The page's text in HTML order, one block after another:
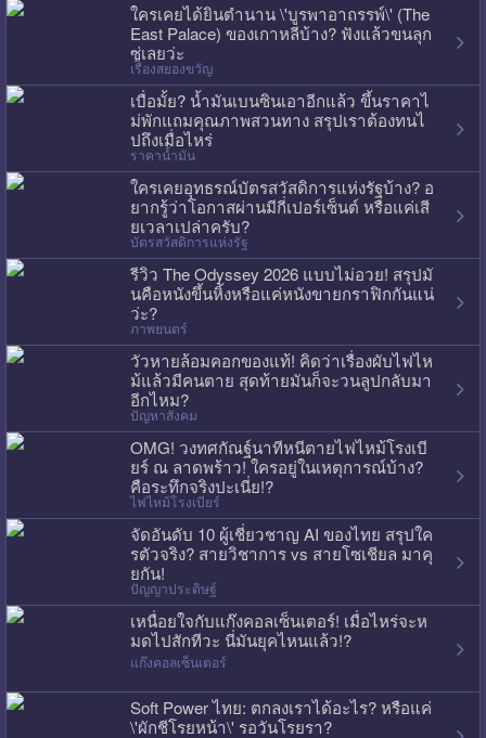
ใครเคยได้ยินตำนาน \'บูรพาอาถรรพ์\' (The
East Palace) ของเกาหลีบ้าง? ฟังแล้วขนลุก
ซู่เลยว่ะ
เรื่องสยองขวัญ
เบื่อมั้ย? น้ำมันเบนซินเอาอีกแล้ว ขึ้นราคาไ
ม่พักแถมคุณภาพสวนทาง สรุปเราต้องทนไ
ปถึงเมื่อไหร่
ราคาน้ำมัน
ใครเคยอุทธรณ์บัตรสวัสดิการแห่งรัฐบ้าง? อ
ยากรู้ว่าโอกาสผ่านมีกี่เปอร์เซ็นต์ หรือแค่เสี
ยเวลาเปล่าครับ?
บัตรสวัสดิการแห่งรัฐ
รีวิว The Odyssey 2026 แบบไม่อวย! สรุปมั
นคือหนังขึ้นหิ้งหรือแค่หนังขายกราฟิกกันแน่
ว่ะ?
ภาพยนตร์
วัวหายล้อมคอกของแท้! คิดว่าเรื่องผับไฟไห
ม้แล้วมีคนตาย สุดท้ายมันก็จะวนลูปกลับมา
อีกไหม?
ปัญหาสังคม
OMG! วงทศกัณฐ์นาทีหนีตายไฟไหม้โรงเบี
ยร์ ณ ลาดพร้าว! ใครอยู่ในเหตุการณ์บ้าง?
คือระทึกจริงปะเนี่ย!?
ไฟไหม้โรงเบียร์
จัดอันดับ 10 ผู้เชี่ยวชาญ AI ของไทย สรุปใค
รตัวจริง? สายวิชาการ vs สายโซเชียล มาคุ
ยกัน!
ปัญญาประดิษฐ์
เหนื่อยใจกับแก๊งคอลเซ็นเตอร์! เมื่อไหร่จะห
มดไปสักทีวะ นี่มันยุคไหนแล้ว!?
แก๊งคอลเซ็นเตอร์
Soft Power ไทย: ตกลงเราได้อะไร? หรือแค่
\'ผักชีโรยหน้า\' รอวันโรยรา?